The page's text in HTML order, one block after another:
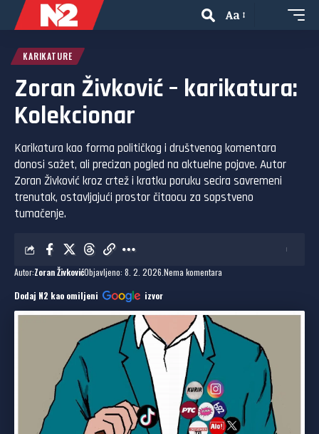
Aa
KARIKATURE
Zoran Živković – karikatura:
Kolekcionar
Karikatura kao forma političkog i društvenog komentara
donosi sažet, ali precizan pogled na aktuelne pojave. Autor
Zoran Živković kroz crtež i kratku poruku secira savremeni
trenutak, ostavljajući prostor čitaocu za sopstveno
tumačenje.
Autor:Zoran ŽivkovićObjavljeno: 8. 2. 2026. Nema komentara
Dodaj N2 kao omiljeni
izvor